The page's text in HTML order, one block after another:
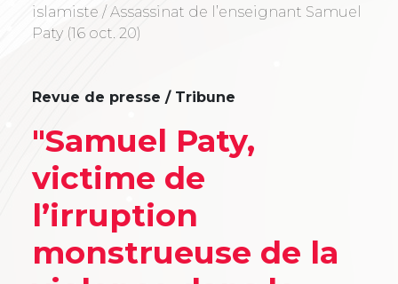
islamiste / Assassinat de l’enseignant Samuel
Paty (16 oct. 20)
Revue de presse / Tribune
"Samuel Paty,
victime de
l’irruption
monstrueuse de la